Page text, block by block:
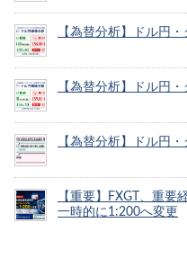
【為替分析】ドル円
【為替分析】ドル円
【為替分析】ドル円
【重要】FXGT、重
一時的に1:200へ変更